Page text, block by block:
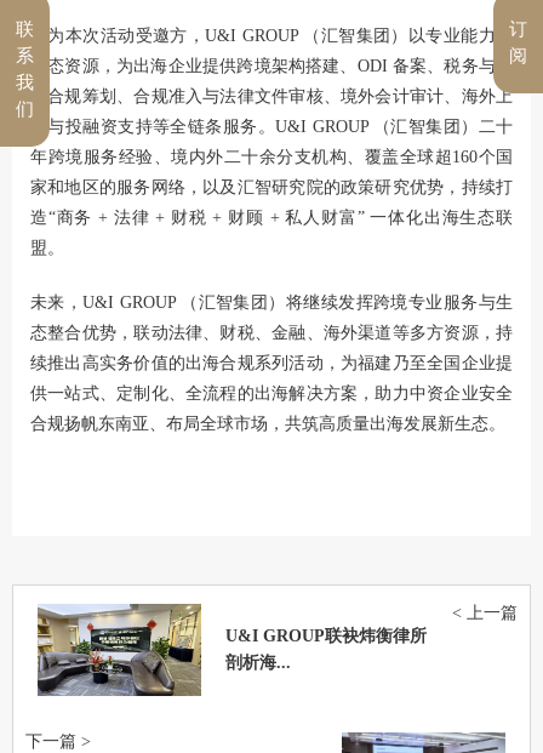
作为本次活动受邀方，U&I GROUP （ 汇智集团 ）以专业能力与
生态资源，为出海企业提供跨境架构搭建、ODI 备案、税务与关
税合规筹划、合规准入与法律文件审核、境外会计审计、海外上
市与投融资支持等全链条服务。U&I GROUP （汇智集团 ）二十
年跨境服务经验、境内外二十余分支机构、覆盖全球超160个国
家和地区的服务网络，以及汇智研究院的政策研究优势，持续打
造“商务 + 法律 + 财税 + 财顾 + 私人财富” 一体化出海生态联
盟。
未来，U&I GROUP （汇智集团）将继续发挥跨境专业服务与生
态整合优势，联动法律、财税、金融、海外渠道等多方资源，持
续推出高实务价值的出海合规系列活动，为福建乃至全国企业提
供一站式、定制化、全流程的出海解决方案，助力中资企业安全
合规扬帆东南亚、布局全球市场，共筑高质量出海发展新生态。
U&I GROUP联袂炜衡律所
剖析海...
< 上一篇
下一篇 >
订
阅
联
系
我
们